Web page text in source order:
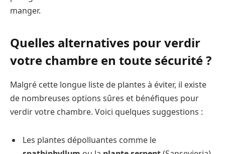
manger.
Quelles alternatives pour verdir
votre chambre en toute sécurité ?
Malgré cette longue liste de plantes à éviter, il existe
de nombreuses options sûres et bénéfiques pour
verdir votre chambre. Voici quelques suggestions :
Les plantes dépolluantes comme le